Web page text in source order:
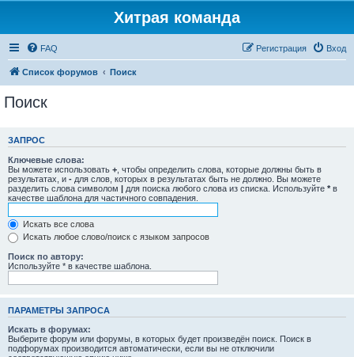
Хитрая команда
FAQ Вход
Регистрация
Список форумов Поиск
Поиск
ЗАПРОС
Ключевые слова:
Вы можете использовать + , чтобы определить слова, которые должны быть в
результатах, и - для слов, которых в результатах быть не должно. Вы можете
разделить слова символом | для поиска любого слова из списка. Используйте * в
качестве шаблона для частичного совпадения.
Искать все слова
Искать любое слово/поиск с языком запросов
Поиск по автору:
Используйте * в качестве шаблона.
ПАРАМЕТРЫ ЗАПРОСА
Искать в форумах:
Выберите форум или форумы, в которых будет произведён поиск. Поиск в
подфорумах производится автоматически, если вы не отключили